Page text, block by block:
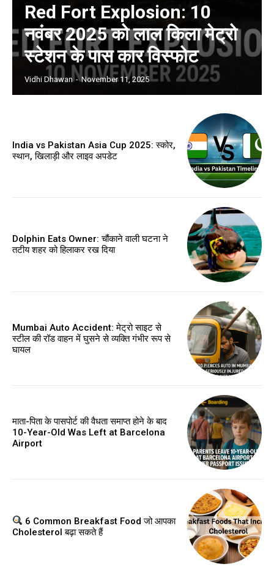
Red Fort Explosion: 10
नवंबर 2025 को लाल किला मेट्रो
स्टेशन के पास कार विस्फोट
Vidhi Dhawan - November 11, 2025
India vs Pakistan Asia Cup 2025: स्कोर,
स्थान, खिलाड़ी और लाइव अपडेट
Dolphin Eats Owner: चौंकाने वाली घटना ने
तटीय शहर को हिलाकर रख दिया
Mumbai Auto Accident: मेट्रो साइट से
स्टील की रॉड वाहन में घुसने से व्यक्ति गंभीर रूप से
घायल
माता-पिता के पासपोर्ट की वैधता समाप्त होने के बाद
10-Year-Old Was Left at Barcelona
Airport
6 Common Breakfast Food जो आपका
Cholesterol बढ़ा सकते हैं